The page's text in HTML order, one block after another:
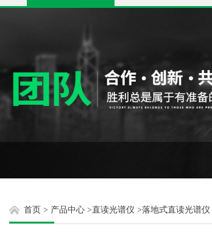
首页 > 产品中心 >直读光谱仪 >落地式直读光谱仪